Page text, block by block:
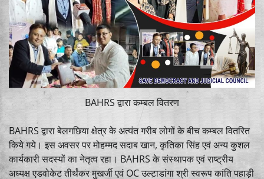
BAHRS द्वारा कम्बल वितरण
BAHRS द्वारा बेलगछिया क्षेत्र के अत्यंत गरीब लोगों के बीच कम्बल वितरित
किये गये। इस अवसर पर मोहम्मद सदाब खान, कृतिका सिंह एवं अन्य कुशल
कार्यकारी सदस्यों का नेतृत्व रहा। BAHRS के संस्थापक एवं राष्ट्रीय
अध्यक्ष एडवोकेट तीर्थंकर मुखर्जी एवं OC उल्टाडांगा श्री स्वरूप कांति पहाड़ी